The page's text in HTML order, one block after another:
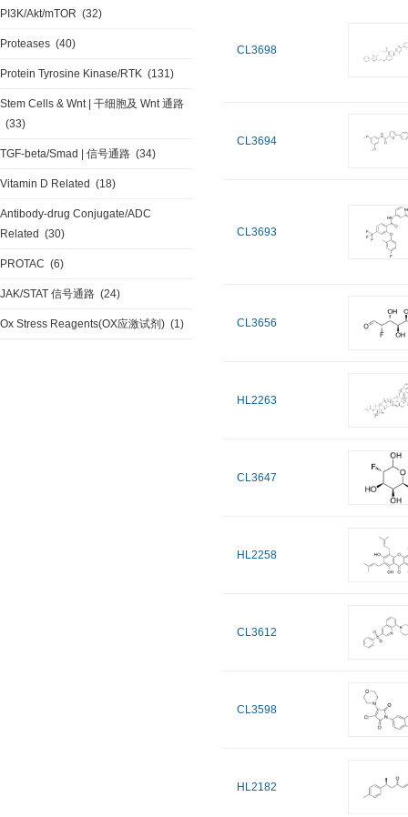
PI3K/Akt/mTOR (32)
Proteases (40)
Protein Tyrosine Kinase/RTK (131)
Stem Cells & Wnt | 干细胞及 Wnt 通路
(33)
TGF-beta/Smad | 信号通路 (34)
Vitamin D Related (18)
Antibody-drug Conjugate/ADC
Related (30)
PROTAC (6)
JAK/STAT 信号通路 (24)
Ox Stress Reagents(OX应激试剂) (1)
CL3698
CL3694
CL3693
CL3656
HL2263
CL3647
HL2258
CL3612
CL3598
HL2182